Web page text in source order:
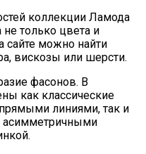
коллекции Ламода
только цвета и
сайте можно найти
вискозы или шерсти.
фасонов. В
как классические
линиями, так и
асимметричными